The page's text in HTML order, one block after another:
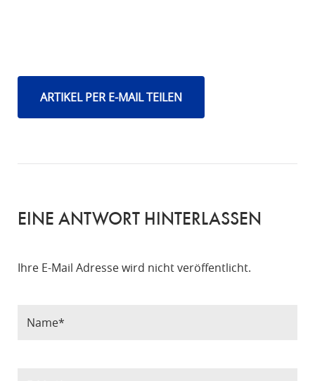
ARTIKEL PER E-MAIL TEILEN
EINE ANTWORT HINTERLASSEN
Ihre E-Mail Adresse wird nicht veröffentlicht.